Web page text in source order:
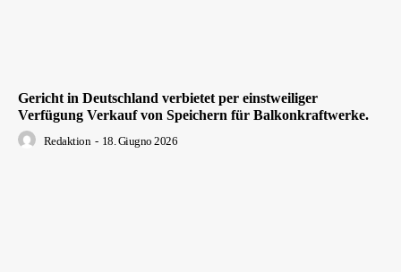
Gericht in Deutschland verbietet per einstweiliger
Verfügung Verkauf von Speichern für Balkonkraftwerke.
Redaktion - 18. Giugno 2026